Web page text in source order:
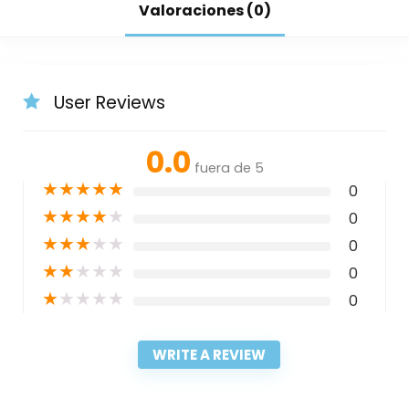
Valoraciones (0)
User Reviews
0.0 fuera de 5
★★★★★ 0
★★★★★ 0
★★★★★ 0
★★★★★ 0
★★★★★ 0
WRITE A REVIEW